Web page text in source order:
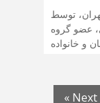
توسط
عضو گروه
و خانواده
Next »